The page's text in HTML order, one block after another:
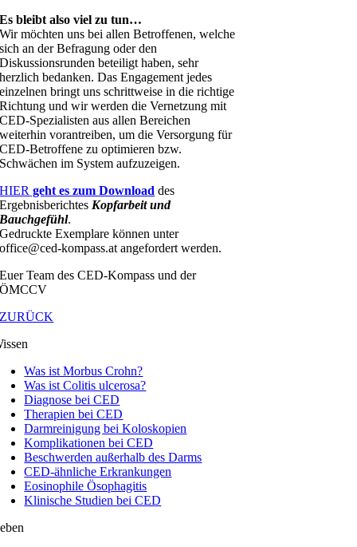
Es bleibt also viel zu tun…
Wir möchten uns bei allen Betroffenen, welche
sich an der Befragung oder den
Diskussionsrunden beteiligt haben, sehr
herzlich bedanken. Das Engagement jedes
einzelnen bringt uns schrittweise in die richtige
Richtung und wir werden die Vernetzung mit
CED-Spezialisten aus allen Bereichen
weiterhin vorantreiben, um die Versorgung für
CED-Betroffene zu optimieren bzw.
Schwächen im System aufzuzeigen.
HIER geht es zum Download des
Ergebnisberichtes Kopfarbeit und
Bauchgefühl.
Gedruckte Exemplare können unter
office@ced-kompass.at angefordert werden.
Euer Team des CED-Kompass und der
ÖMCCV
ZURÜCK
Was ist Morbus Crohn?
Was ist Colitis ulcerosa?
Diagnose bei CED
Therapien bei CED
Darmreinigung bei Koloskopien
Komplikationen bei CED
Beschwerden außerhalb des Darms
CED-ähnliche Erkrankungen
Eosinophile Ösophagitis
Klinische Studien bei CED